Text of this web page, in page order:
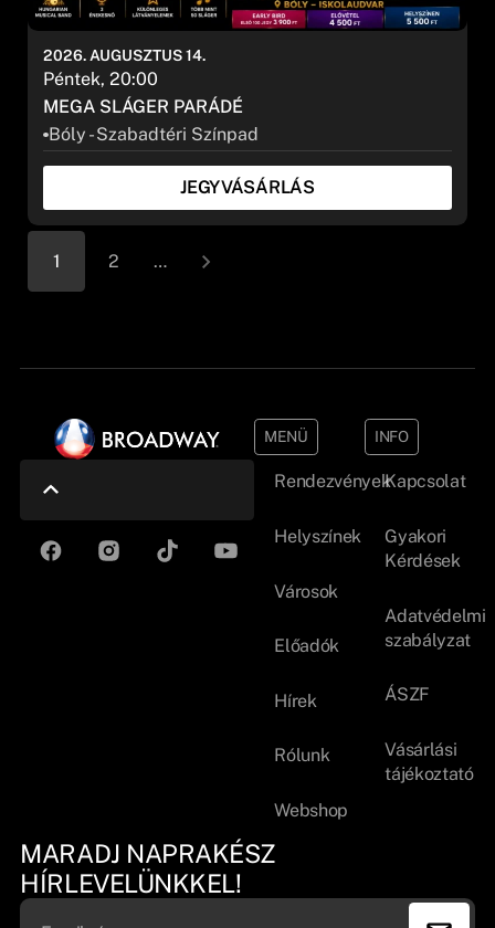
MEGA SLÁGER PARÁDÉ
Bóly - Szabadtéri Színpad
2026. AUGUSZTUS 14.
Péntek, 20:00
JEGYVÁSÁRLÁS
1 2 …
MENÜ
Rendezvények
Helyszínek
Városok
Előadók
Hírek
Rólunk
Webshop
INFO
Kapcsolat
Gyakori
Kérdések
Adatvédelmi
szabályzat
ÁSZF
Vásárlási
tájékoztató
MARADJ NAPRAKÉSZ
HÍRLEVELÜNKKEL!